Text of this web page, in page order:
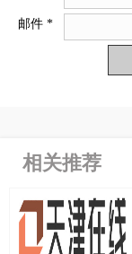
邮件 *
相关推荐